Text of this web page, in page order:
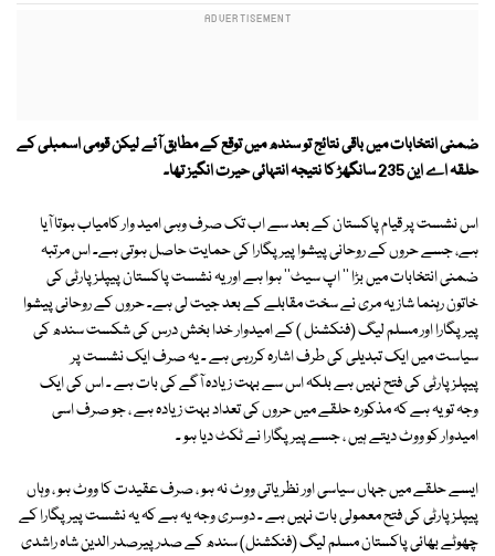
ضمنی انتخابات میں باقی نتائج تو سندھ میں توقع کے مطابق آئے لیکن قومی اسمبلی کے
حلقہ اے این 235 سانگھڑ کا نتیجہ انتہائی حیرت انگیز تھا۔
اس نشست پر قیام پاکستان کے بعد سے اب تک صرف وہی امید وار کامیاب ہوتا آیا
ہے، جسے حروں کے روحانی پیشوا پیرپگارا کی حمایت حاصل ہوتی ہے۔ اس مرتبہ
ضمنی انتخابات میں بڑا '' اپ سیٹ'' ہوا ہے اور یہ نشست پاکستان پیپلز پارٹی کی
خاتون رہنما شازیہ مری نے سخت مقابلے کے بعد جیت لی ہے۔ حروں کے روحانی پیشوا
پیرپگارا اور مسلم لیگ (فنکشنل ) کے امیدوار خدا بخش درس کی شکست سندھ کی
سیاست میں ایک تبدیلی کی طرف اشارہ کررہی ہے ۔ یہ صرف ایک نشست پر
پیپلزپارٹی کی فتح نہیں ہے بلکہ اس سے بہت زیادہ آگے کی بات ہے ۔ اس کی ایک
وجہ تو یہ ہے کہ مذکورہ حلقے میں حروں کی تعداد بہت زیادہ ہے ، جو صرف اسی
امیدوار کو ووٹ دیتے ہیں ، جسے پیرپگارا نے ٹکٹ دیا ہو ۔
ایسے حلقے میں جہاں سیاسی اور نظریاتی ووٹ نہ ہو ، صرف عقیدت کا ووٹ ہو ، وہاں
پیپلز پارٹی کی فتح معمولی بات نہیں ہے ۔ دوسری وجہ یہ ہے کہ یہ نشست پیر پگارا کے
چھوٹے بھائی پاکستان مسلم لیگ (فنکشنل) سندھ کے صدر پیرصدر الدین شاہ راشدی